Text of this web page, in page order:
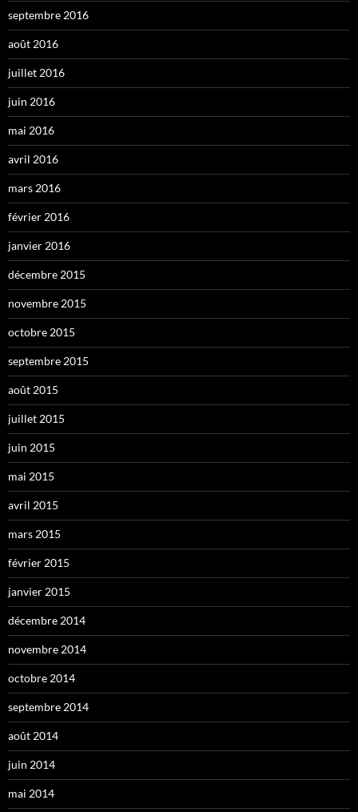
septembre 2016
août 2016
juillet 2016
juin 2016
mai 2016
avril 2016
mars 2016
février 2016
janvier 2016
décembre 2015
novembre 2015
octobre 2015
septembre 2015
août 2015
juillet 2015
juin 2015
mai 2015
avril 2015
mars 2015
février 2015
janvier 2015
décembre 2014
novembre 2014
octobre 2014
septembre 2014
août 2014
juin 2014
mai 2014